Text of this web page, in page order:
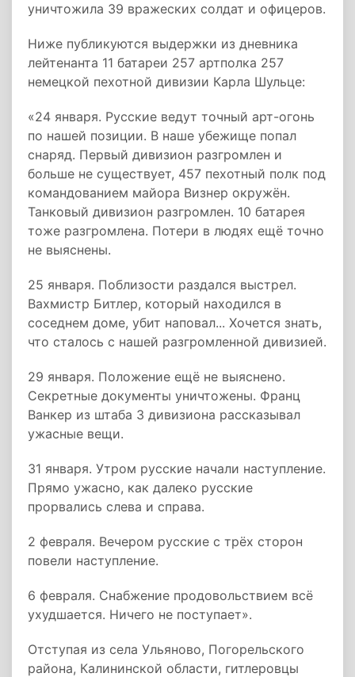
уничтожила 39 вражеских солдат и офицеров.
Ниже публикуются выдержки из дневника
лейтенанта 11 батареи 257 артполка 257
немецкой пехотной дивизии Карла Шульце:
«24 января. Русские ведут точный арт-огонь
по нашей позиции. В наше убежище попал
снаряд. Первый дивизион разгромлен и
больше не существует, 457 пехотный полк под
командованием майора Визнер окружён.
Танковый дивизион разгромлен. 10 батарея
тоже разгромлена. Потери в людях ещё точно
не выяснены.
25 января. Поблизости раздался выстрел.
Вахмистр Битлер, который находился в
соседнем доме, убит наповал... Хочется знать,
что сталось с нашей разгромленной дивизией.
29 января. Положение ещё не выяснено.
Секретные документы уничтожены. Франц
Ванкер из штаба 3 дивизиона рассказывал
ужасные вещи.
31 января. Утром русские начали наступление.
Прямо ужасно, как далеко русские
прорвались слева и справа.
2 февраля. Вечером русские с трёх сторон
повели наступление.
6 февраля. Снабжение продовольствием всё
ухудшается. Ничего не поступает».
Отступая из села Ульяново, Погорельского
района, Калининской области, гитлеровцы